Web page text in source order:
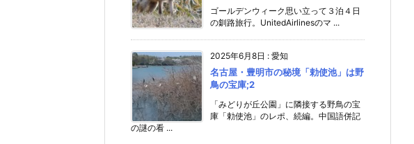
ゴールデンウィーク思い立って３泊４日
の釧路旅行。UnitedAirlinesのマ ...
2025年6月8日 : 愛知
名古屋・豊明市の秘境「勅使池」は野
鳥の宝庫;2
「みどりが丘公園」に隣接する野鳥の宝
庫「勅使池」のレポ、続編。中国語併記
の謎の看 ...